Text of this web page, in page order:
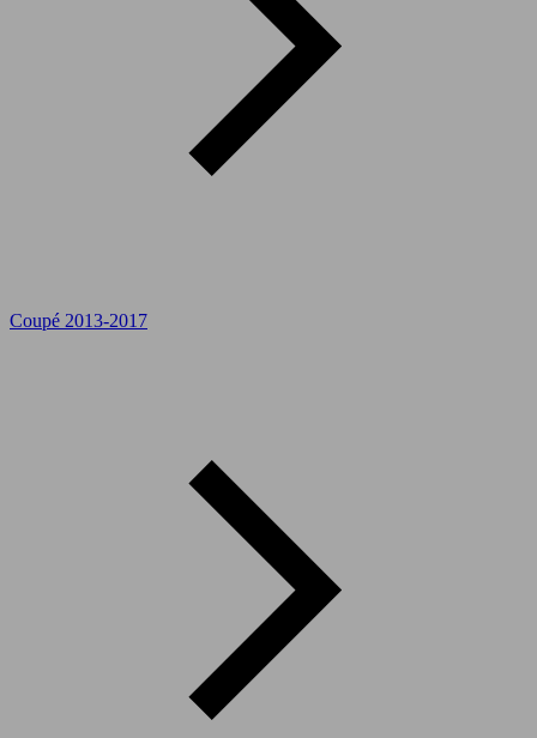
Coupé 2013-2017